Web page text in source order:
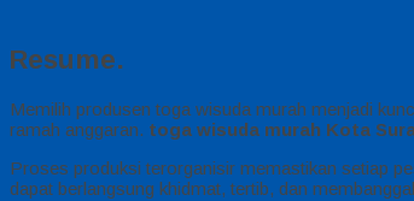
Resume.
Memilih produsen toga wisuda murah menjadi
ramah anggaran. toga wisuda murah Kota
Proses produksi terorganisir memastikan setiap
dapat berlangsung khidmat, tertib, dan